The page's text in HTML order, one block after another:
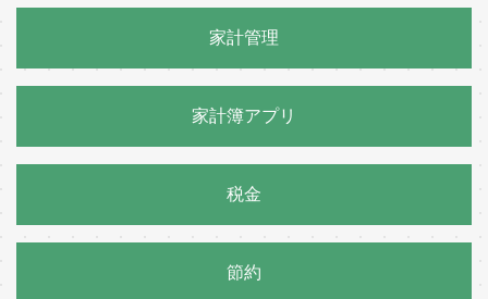
家計管理
家計簿アプリ
税金
節約